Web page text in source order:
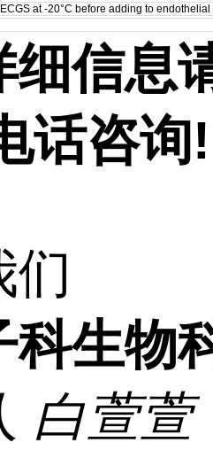
at -20°C before adding to
细信息
话咨询!
们
科生物
白萱萱